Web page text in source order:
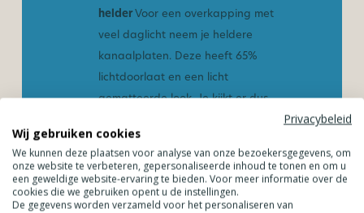
helderVoor een overkapping met
veel daglicht neem je heldere
kanaalplaten. Deze heeft 65%
lichtdoorlaat en een licht
gematteerde look. Je kijkt er dus
Polycarbonaat kanaalplaat
opaalEen kanaalplaat in opaal
heeft minder lichtdoorlaat dan de
Privacybeleid
Wij gebruiken cookies
We kunnen deze plaatsen voor analyse van onze bezoekersgegevens, om
onze website te verbeteren, gepersonaliseerde inhoud te tonen en om u
een geweldige website-ervaring te bieden. Voor meer informatie over de
cookies die we gebruiken opent u de instellingen.
De gegevens worden verzameld voor het personaliseren van